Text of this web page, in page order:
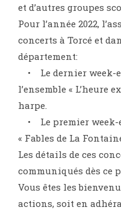
et d’autres groupes
Pour l’année 2022,
concerts à Torcé et
département:
• Le dernier week-
l’ensemble « L’heure
harpe.
• Le premier week-
« Fables de La
Les détails de ces
communiqués dès ce
Vous êtes les
actions, soit en